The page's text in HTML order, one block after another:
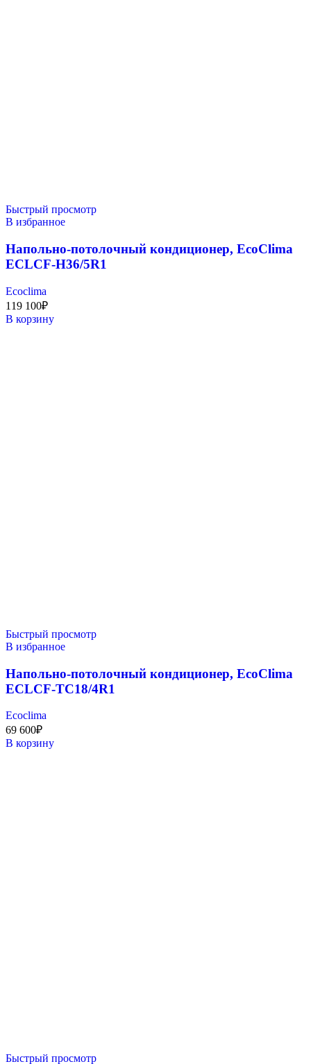
Быстрый просмотр
В избранное
Напольно-потолочный кондиционер, EcoClima
ECLCF-H36/5R1
Ecoclima
119 100₽
В корзину
Быстрый просмотр
В избранное
Напольно-потолочный кондиционер, EcoClima
ECLCF-TC18/4R1
Ecoclima
69 600₽
В корзину
Быстрый просмотр